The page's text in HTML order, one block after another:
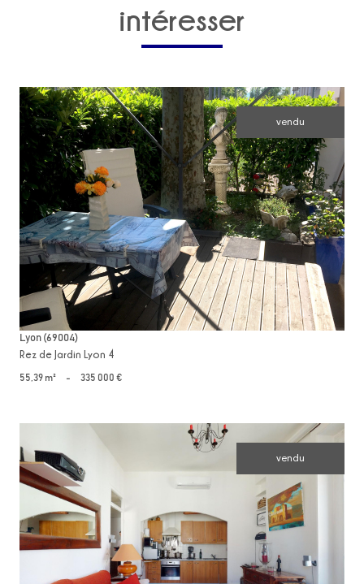
intéresser
vendu
voir le bien
Lyon (69004)
Rez de Jardin Lyon 4
55,39 m² - 335 000 €
vendu
voir le bien